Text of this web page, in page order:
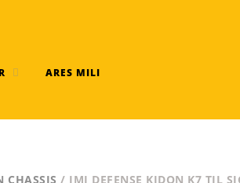
ARES MILI
CHASSIS / IMI DEFENSE KIDON K7 TIL